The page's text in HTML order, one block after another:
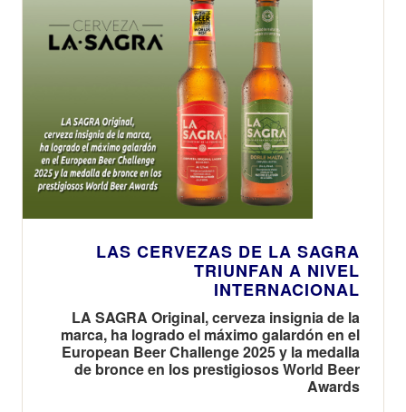
LAS CERVEZAS DE LA SAGRA
TRIUNFAN A NIVEL
INTERNACIONAL
LA SAGRA Original, cerveza insignia de la
marca, ha logrado el máximo galardón en el
European Beer Challenge 2025 y la medalla
de bronce en los prestigiosos World Beer
Awards